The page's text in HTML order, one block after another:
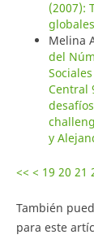
(2007):
Melina
del
Central
y
<< < 19 20 21
También
para este